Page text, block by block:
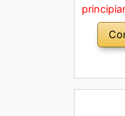
violín
para